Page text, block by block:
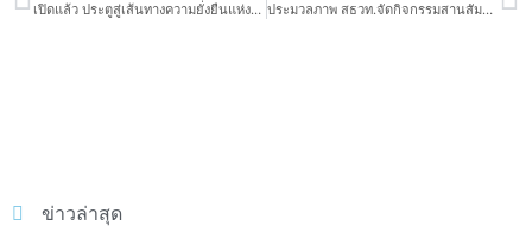
เปิดแล้ว ประตูสู่เส้นทางความยั่งยืนแห่งปี ใน ISMED Growing up Forum 2023 “New Move to Next Normal: ฉายภาพอนาคตการเติบโตอย่างยั่งยืนของ SMEs ไทย สู่ยุคต่อไปที่ไม่มีวันเหมือนเดิม” ประมวลภาพ สธวท.จัดกิจกรรมสานสัมพันธ์ “ ความรักความผูกพัน “ครอบครัวสมาคมสตรีนักธุรกิจและวิชาชีพแห่งประเทศไทย ประจำปี 2565
ข่าวล่าสุด